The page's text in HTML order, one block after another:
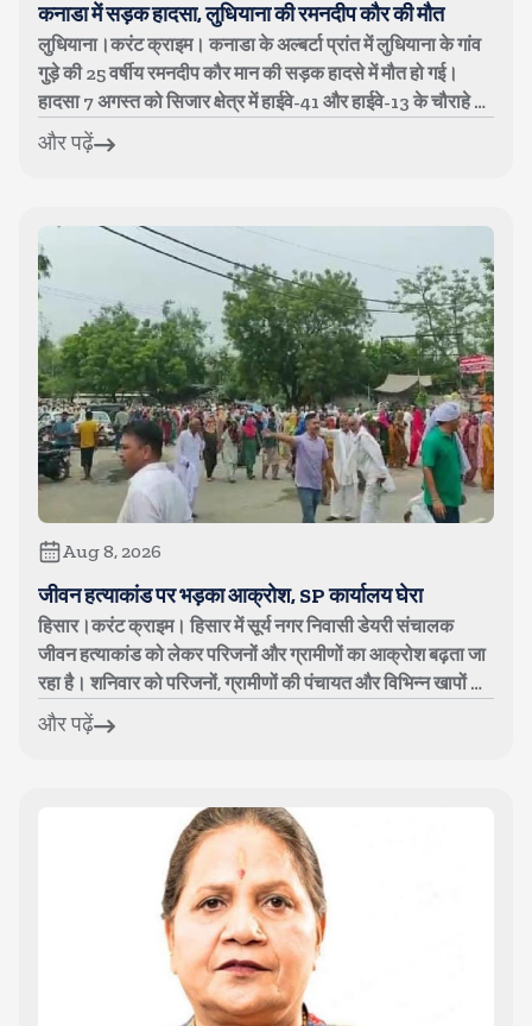
कनाडा में सड़क हादसा, लुधियाना की रमनदीप कौर की मौत
लुधियाना।करंट क्राइम। कनाडा के अल्बर्टा प्रांत में लुधियाना के गांव
गुड़े की 25 वर्षीय रमनदीप कौर मान की सड़क हादसे में मौत हो गई।
हादसा 7 अगस्त को सिजार क्षेत्र में हाईवे-41 और हाईवे-13 के चौराहे पर
...
और पढ़ें
Aug 8, 2026
जीवन हत्याकांड पर भड़का आक्रोश, SP कार्यालय घेरा
हिसार।करंट क्राइम। हिसार में सूर्य नगर निवासी डेयरी संचालक
जीवन हत्याकांड को लेकर परिजनों और ग्रामीणों का आक्रोश बढ़ता जा
रहा है। शनिवार को परिजनों, ग्रामीणों की पंचायत और विभिन्न खापों के
पदाधिकारियो...
और पढ़ें